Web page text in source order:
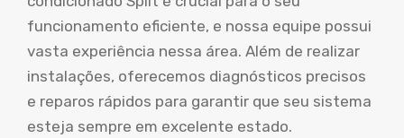
funcionamento eficiente, e nossa equipe possui
vasta experiência nessa área. Além de realizar
instalações, oferecemos diagnósticos precisos
e reparos rápidos para garantir que seu sistema
esteja sempre em excelente estado.